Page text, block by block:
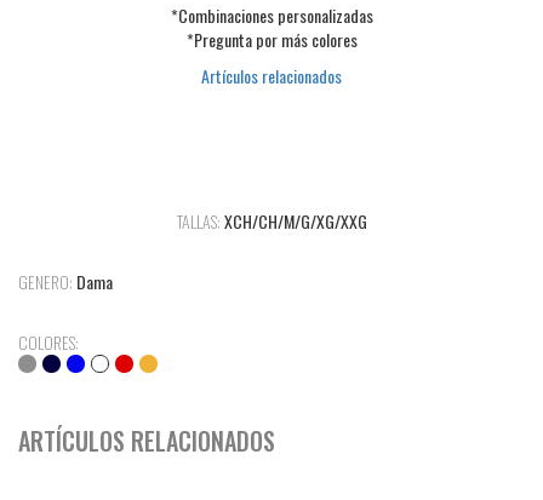
*Combinaciones personalizadas
*Pregunta por más colores
Artículos relacionados
TALLAS:XCH/CH/M/G/XG/XXG
GENERO: Dama
COLORES:
ARTÍCULOS RELACIONADOS